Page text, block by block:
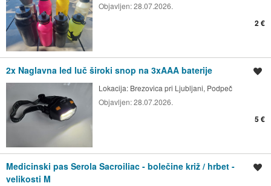
Objavljen:28.07.2026.
2 €
2x Naglavna led luč široki snop na 3xAAA baterije
Lokacija: Brezovica pri Ljubljani, Podpeč
Objavljen:28.07.2026.
5 €
Medicinski pas Serola Sacroiliac - bolečine križ / hrbet -
velikosti M